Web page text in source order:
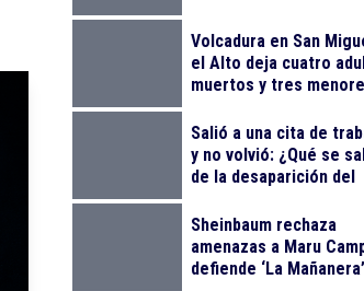
Volcadura en San
el Alto deja cuatro
muertos y tres
Salió a una cita de
y no volvió: ¿Qué se
de la desaparición del
Cabezas Talavera?
Sheinbaum rechaza
amenazas a Maru
defiende ‘La